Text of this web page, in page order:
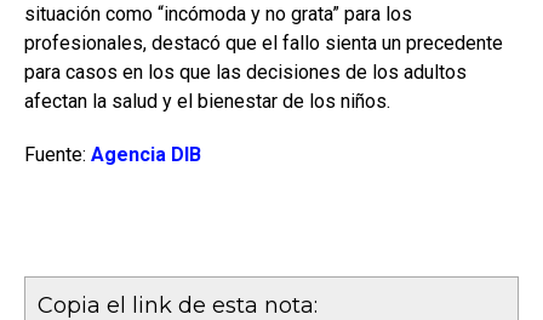
situación como “incómoda y no grata” para los
profesionales, destacó que el fallo sienta un precedente
para casos en los que las decisiones de los adultos
afectan la salud y el bienestar de los niños.
Fuente: Agencia DIB
Copia el link de esta nota: